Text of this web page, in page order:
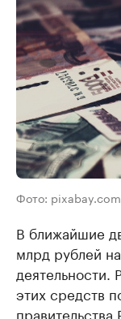
Фото: pixabay.com
В ближайшие
млрд рублей
этих средств